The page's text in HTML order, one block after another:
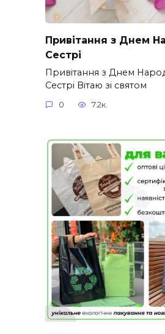
Привітання з Днем
Сестрі
Привітання з Днем
Сестрі Вітаю зі святом
0 7.2к.